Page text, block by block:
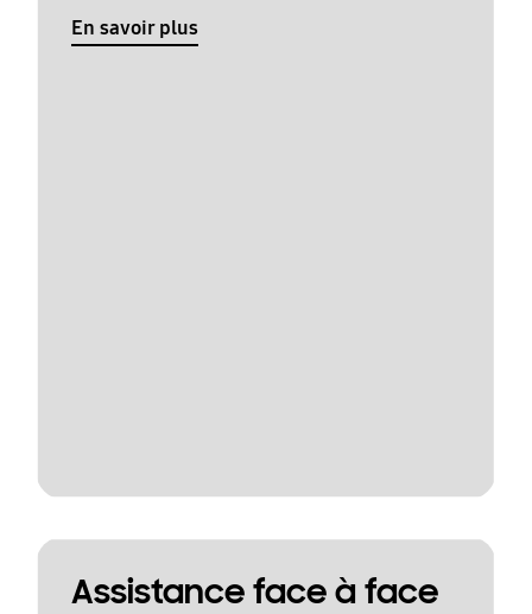
En savoir plus
Assistance face à face